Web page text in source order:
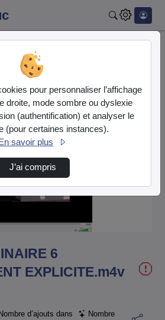
EXPLICITE.m4v
Lire
la
vidéo
6
EXPLICITE.m4v
Nombre d’ajouts dans
Nombre
pour personnaliser l’affichage
droite, mode sombre ou dyslexie
(authentification) et analyser le
(pour certaines instances).
En savoir plus
J’ai compris